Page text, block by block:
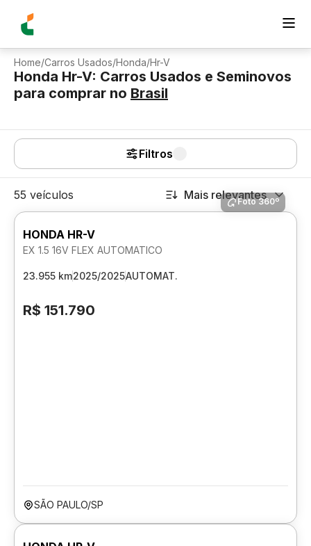
Home/Carros Usados/Honda/Hr-V
Honda Hr-V: Carros Usados e Seminovos
para comprar no Brasil
Filtros
55 veículos Mais relevantes
Foto 360º
HONDA HR-V
EX 1.5 16V FLEX AUTOMATICO
23.955 km2025/2025AUTOMAT.
R$ 151.790
SÃO PAULO/SP